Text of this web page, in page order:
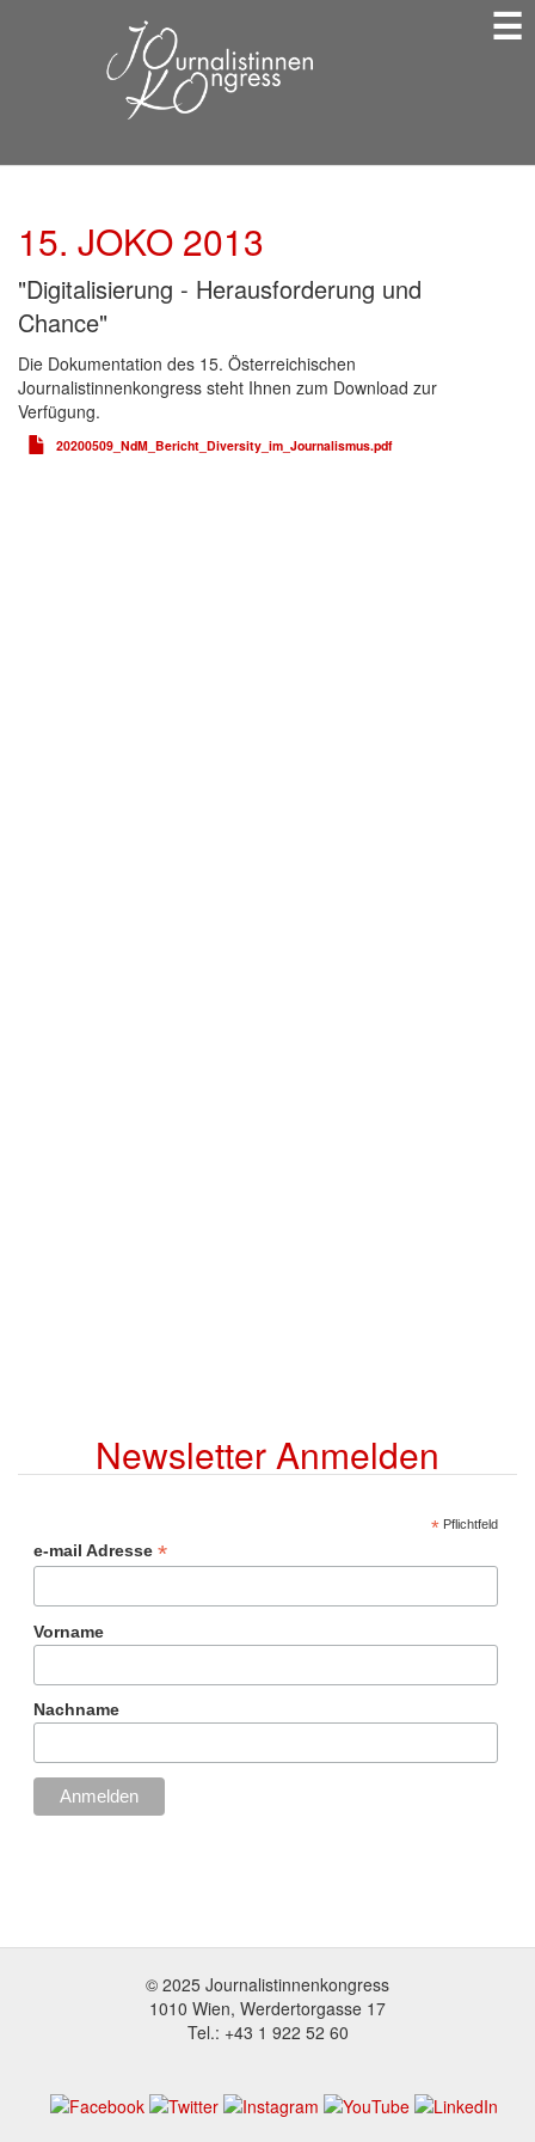
☰
15. JOKO 2013
"Digitalisierung - Herausforderung und
Chance"
Die Dokumentation des 15. Österreichischen
Journalistinnenkongress steht Ihnen zum Download zur
Verfügung.
20200509_NdM_Bericht_Diversity_im_Journalismus.pdf
Newsletter Anmelden
*Pflichtfeld
e-mail Adresse *
Vorname
Nachname
© 2025 Journalistinnenkongress
1010 Wien, Werdertorgasse 17
Tel.: +43 1 922 52 60